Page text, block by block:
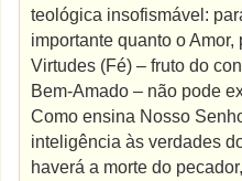
teológica insofismável:
importante quanto o
Virtudes (Fé) – fruto do
Bem-Amado – não pode
Como ensina Nosso
inteligência às verdades
haverá a morte do